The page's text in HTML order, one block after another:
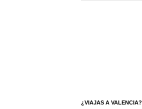
¿VIAJAS A VALENCIA?